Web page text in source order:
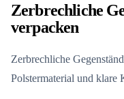
Zerbrechliche
verpacken
Zerbrechliche
Polstermaterial und klare